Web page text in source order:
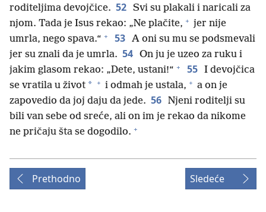
roditeljima devojčice. 52 Svi su plakali i naricali za
njom. Tada je Isus rekao: „Ne plačite, + jer nije
umrla, nego spava.“ + 53 A oni su mu se podsmevali
jer su znali da je umrla. 54 On ju je uzeo za ruku i
jakim glasom rekao: „Dete, ustani!“ + 55 I devojčica
se vratila u život * + i odmah je ustala, + a on je
zapovedio da joj daju da jede. 56 Njeni roditelji su
bili van sebe od sreće, ali on im je rekao da nikome
ne pričaju šta se dogodilo. +
Prethodno Sledeće